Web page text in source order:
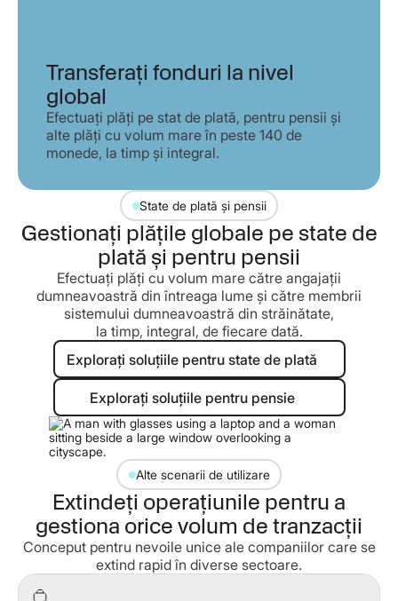
Transferați fonduri la nivel
global
Efectuați plăți pe stat de plată, pentru pensii și
alte plăți cu volum mare în peste 140 de
monede, la timp și integral.
State de plată și pensii
Gestionați plățile globale pe state de
plată și pentru pensii
Efectuați plăți cu volum mare către angajații
dumneavoastră din întreaga lume și către membrii
sistemului dumneavoastră din străinătate,
la timp, integral, de fiecare dată.
Explorați soluțiile pentru state de
Explorați soluțiile pentru state de plată
Explorați soluțiile pentru pensie
Explorați soluțiile pentru pensie
Alte scenarii de utilizare
Extindeți operațiunile pentru a
gestiona orice volum de tranzacții
Conceput pentru nevoile unice ale companiilor care se
extind rapid în diverse sectoare.